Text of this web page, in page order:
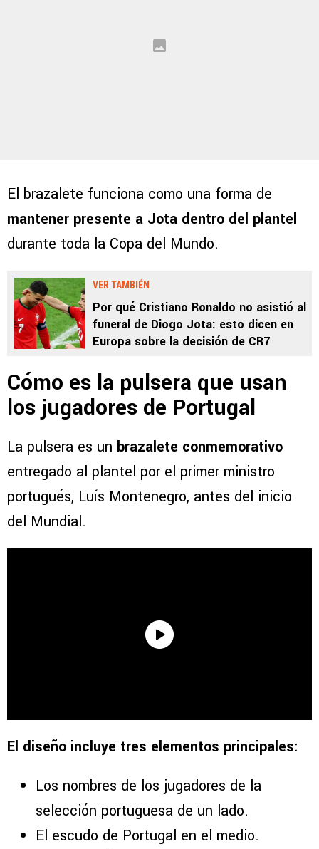
El brazalete funciona como una forma de
mantener presente a Jota dentro del plantel
durante toda la Copa del Mundo.
VER TAMBIÉN
Por qué Cristiano Ronaldo no asistió al
funeral de Diogo Jota: esto dicen en
Europa sobre la decisión de CR7
Cómo es la pulsera que usan
los jugadores de Portugal
La pulsera es un brazalete conmemorativo
entregado al plantel por el primer ministro
portugués, Luís Montenegro, antes del inicio
del Mundial.
El diseño incluye tres elementos principales:
Los nombres de los jugadores de la
selección portuguesa de un lado.
El escudo de Portugal en el medio.